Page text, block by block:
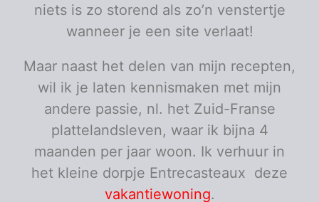
2
rookworsten
uien fijn gesneden
teentjes look geperst
mosterd voor de liefhebbers
Porties: personen
Instructies
Bak het spek in een hoge pot zonder vetstof.
Voeg de ui en de look bij, laat de ui glazig stoven.
niets is zo storend als zo’n venstertje
wanneer je een site verlaat!
Maar naast het delen van mijn recepten,
wil ik je laten kennismaken met mijn
andere passie, nl. het Zuid-Franse
plattelandsleven, waar ik bijna 4
maanden per jaar woon. Ik verhuur in
het kleine dorpje Entrecasteaux deze
vakantiewoning.